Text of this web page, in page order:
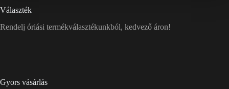
Választék
Rendelj óriási termékválasztékunkból, kedvező áron!
Gyors vásárlás